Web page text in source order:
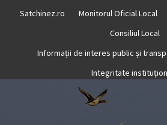
Satchinez.ro Monitorul Oficial Local
Consiliul Local
Informații de interes public și
Integritate